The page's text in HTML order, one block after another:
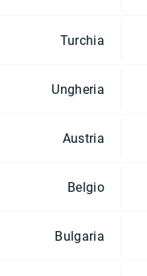
Turchia
Ungheria
Austria
Belgio
Bulgaria